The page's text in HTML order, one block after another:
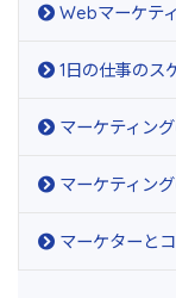
Webマーケテ
1日の仕事のス
マーケティン
マーケティン
マーケターと